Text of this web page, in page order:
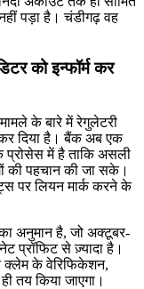
पड़ा है। चंडीगढ़ वह
को इन्फॉर्म कर
के बारे में रेगुलेटरी
कर दिया है। बैंक अब एक
प्रोसेस में है ताकि असली
की पहचान की जा सके।
पर लियन मार्क करने के
अनुमान है, जो अक्टूबर-
प्रॉफिट से ज़्यादा है।
क्लेम के वेरिफिकेशन,
तय किया जाएगा।